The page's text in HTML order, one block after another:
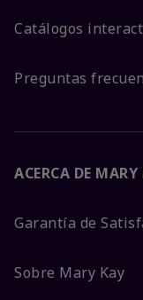
Catálogos
Preguntas
ACERCA DE MARY
Garantía de
Sobre Mary Kay